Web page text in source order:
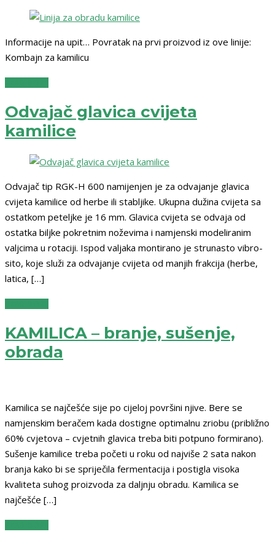
Informacije na upit… Povratak na prvi proizvod iz ove linije:
Kombajn za kamilicu
Odvajač glavica cvijeta
kamilice
Odvajač tip RGK-H 600 namijenjen je za odvajanje glavica
cvijeta kamilice od herbe ili stabljike. Ukupna dužina cvijeta sa
ostatkom peteljke je 16 mm. Glavica cvijeta se odvaja od
ostatka biljke pokretnim noževima i namjenski modeliranim
valjcima u rotaciji. Ispod valjaka montirano je strunasto vibro-
sito, koje služi za odvajanje cvijeta od manjih frakcija (herbe,
latica, […]
KAMILICA – branje, sušenje,
obrada
Kamilica se najčešće sije po cijeloj površini njive. Bere se
namjenskim beračem kada dostigne optimalnu zriobu (približno
60% cvjetova – cvjetnih glavica treba biti potpuno formirano).
Sušenje kamilice treba početi u roku od najviše 2 sata nakon
branja kako bi se spriječila fermentacija i postigla visoka
kvaliteta suhog proizvoda za daljnju obradu. Kamilica se
najčešće […]